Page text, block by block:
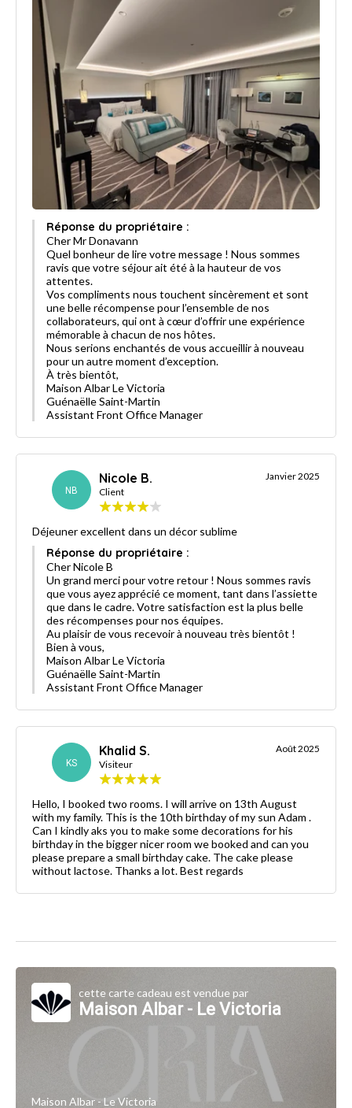
Réponse du propriétaire :
Cher Mr Donavann
Quel bonheur de lire votre message ! Nous sommes
ravis que votre séjour ait été à la hauteur de vos
attentes.
Vos compliments nous touchent sincèrement et sont
une belle récompense pour l’ensemble de nos
collaborateurs, qui ont à cœur d’offrir une expérience
mémorable à chacun de nos hôtes.
Nous serions enchantés de vous accueillir à nouveau
pour un autre moment d’exception.
À très bientôt,
Maison Albar Le Victoria
Guénaëlle Saint-Martin
Assistant Front Office Manager
NB
Nicole B.
Client
Janvier 2025
Déjeuner excellent dans un décor sublime
Réponse du propriétaire :
Cher Nicole B
Un grand merci pour votre retour ! Nous sommes ravis
que vous ayez apprécié ce moment, tant dans l’assiette
que dans le cadre. Votre satisfaction est la plus belle
des récompenses pour nos équipes.
Au plaisir de vous recevoir à nouveau très bientôt !
Bien à vous,
Maison Albar Le Victoria
Guénaëlle Saint-Martin
Assistant Front Office Manager
KS
Khalid S.
Visiteur
Août 2025
Hello, I booked two rooms. I will arrive on 13th August
with my family. This is the 10th birthday of my sun Adam .
Can I kindly aks you to make some decorations for his
birthday in the bigger nicer room we booked and can you
please prepare a small birthday cake. The cake please
without lactose. Thanks a lot. Best regards
cette carte cadeau est vendue par
Maison Albar - Le Victoria
Maison Albar - Le Victoria